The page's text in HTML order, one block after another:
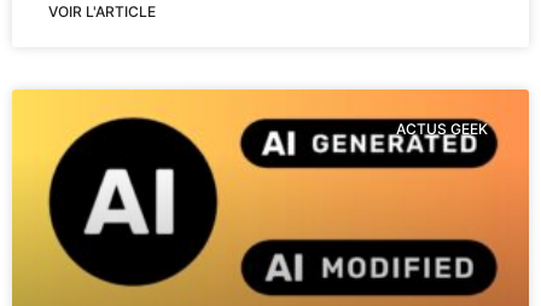
VOIR L'ARTICLE
ACTUS GEEK